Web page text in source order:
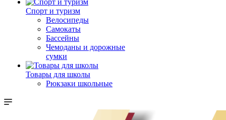
Спорт и туризм
Велосипеды
Самокаты
Бассейны
Чемоданы и дорожные
сумки
Товары для школы
Рюкзаки школьные